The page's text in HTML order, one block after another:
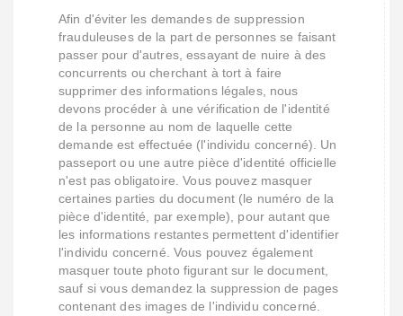
Afin d'éviter les demandes de suppression
frauduleuses de la part de personnes se faisant
passer pour d'autres, essayant de nuire à des
concurrents ou cherchant à tort à faire
supprimer des informations légales, nous
devons procéder à une vérification de l'identité
de la personne au nom de laquelle cette
demande est effectuée (l'individu concerné). Un
passeport ou une autre pièce d'identité officielle
n'est pas obligatoire. Vous pouvez masquer
certaines parties du document (le numéro de la
pièce d'identité, par exemple), pour autant que
les informations restantes permettent d'identifier
l'individu concerné. Vous pouvez également
masquer toute photo figurant sur le document,
sauf si vous demandez la suppression de pages
contenant des images de l'individu concerné.